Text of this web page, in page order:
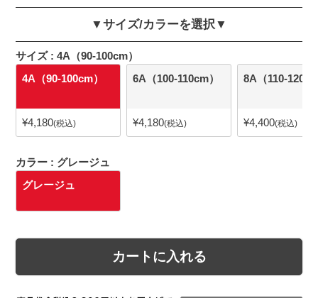
▼サイズ/カラーを選択▼
サイズ
4A（90-100cm）
4A（90-100cm）
¥4,180 税込
6A（100-110cm）
¥4,180 税込
8A（110-
¥4,400 税込
カラー
グレージュ
グレージュ
カートに入れる